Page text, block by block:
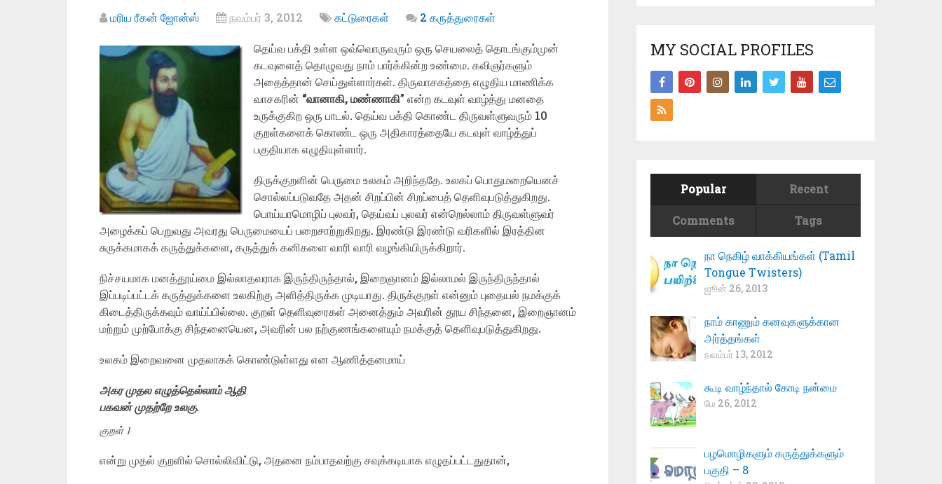
மரிய ரீகன் ஜோன்ஸ் நவம்பர் 3, 2012 கட்டுரைகள் 2 கருத்துரைகள்
தெய்வ பக்தி உள்ள ஒவ்வொருவரும் ஒரு செயலைத் தொடங்கும்முன்
கடவுளைத் தொழுவது நாம் பார்க்கின்ற உண்மை. கவிஞர்களும்
அதைத்தான் செய்துள்ளார்கள். திருவாசகத்தை எழுதிய மாணிக்க
வாசகரின் “வானாகி, மண்ணாகி” என்ற கடவுள் வாழ்த்து மனதை
உருக்குகிற ஒரு பாடல். தெய்வ பக்தி கொண்ட திருவள்ளுவரும் 10
குறள்களைக் கொண்ட ஒரு அதிகாரத்தையே கடவுள் வாழ்த்துப்
பகுதியாக எழுதியுள்ளார்.
திருக்குறளின் பெருமை உலகம் அறிந்ததே. உலகப் பொதுமறையெனச்
சொல்லப்படுவதே அதன் சிறப்பின் சிறப்பைத் தெளிவுபடுத்துகிறது.
பொய்யாமொழிப் புலவர், தெய்வப் புலவர் என்றெல்லாம் திருவள்ளுவர்
அழைக்கப் பெறுவது அவரது பெருமையைப் பறைசாற்றுகிறது. இரண்டு இரண்டு வரிகளில் இரத்தின
சுருக்கமாகக் கருத்துக்களை, கருத்துக் கனிகளை வாரி வாரி வழங்கியிருக்கிறார்.
நிச்சயமாக மனத்தூய்மை இல்லாதவராக இருந்திருந்தால், இறைஞானம் இல்லாமல் இருந்திருந்தால்
இப்படிப்பட்டக் கருத்துக்களை உலகிற்கு அளித்திருக்க முடியாது. திருக்குறள் என்னும் புதையல் நமக்குக்
கிடைத்திருக்கவும் வாய்ப்பில்லை. குறள் தெளிவுரைகள் அனைத்தும் அவரின் தூய சிந்தனை, இறைஞானம்
மற்றும் முற்போக்கு சிந்தனையென, அவரின் பல நற்குணங்களையும் நமக்குத் தெளிவுபடுத்துகிறது.
உலகம் இறைவனை முதலாகக் கொண்டுள்ளது என ஆணித்தனமாய்
அகர முதல எழுத்தெல்லாம் ஆதி
பகவன் முதற்றே உலகு.
குறள் 1
என்று முதல் குறளில் சொல்லிவிட்டு, அதனை நம்பாதவற்கு சவுக்கடியாக எழுதப்பட்டதுதான்,
MY SOCIAL PROFILES
Popular Recent
Comments Tags
நா நெகிழ் வாக்கியங்கள் (Tamil
Tongue Twisters)
ஜூன் 26, 2013
நாம் காணும் கனவுகளுக்கான
அர்த்தங்கள்
நவம்பர் 13, 2012
கூடி வாழ்ந்தால் கோடி நன்மை
மே 26, 2012
பழமொழிகளும் கருத்துக்களும்
பகுதி – 8